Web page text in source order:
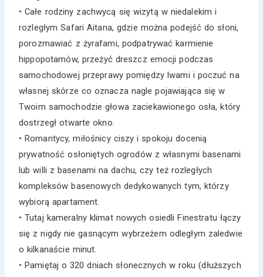
• Całe rodziny zachwycą się wizytą w niedalekim i
rozległym Safari Aitana, gdzie można podejść do słoni,
porozmawiać z żyrafami, podpatrywać karmienie
hippopotamów, przeżyć dreszcz emocji podczas
samochodowej przeprawy pomiędzy lwami i poczuć na
własnej skórze co oznacza nagle pojawiająca się w
Twoim samochodzie głowa zaciekawionego osła, który
dostrzegł otwarte okno.
• Romantycy, miłośnicy ciszy i spokoju docenią
prywatność osłoniętych ogrodów z własnymi basenami
lub willi z basenami na dachu, czy też rozległych
kompleksów basenowych dedykowanych tym, którzy
wybiorą apartament.
• Tutaj kameralny klimat nowych osiedli Finestratu łączy
się z nigdy nie gasnącym wybrzeżem odległym zaledwie
o kilkanaście minut.
• Pamiętaj o 320 dniach słonecznych w roku (dłuższych